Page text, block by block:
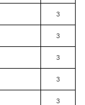
3
3
3
3
3